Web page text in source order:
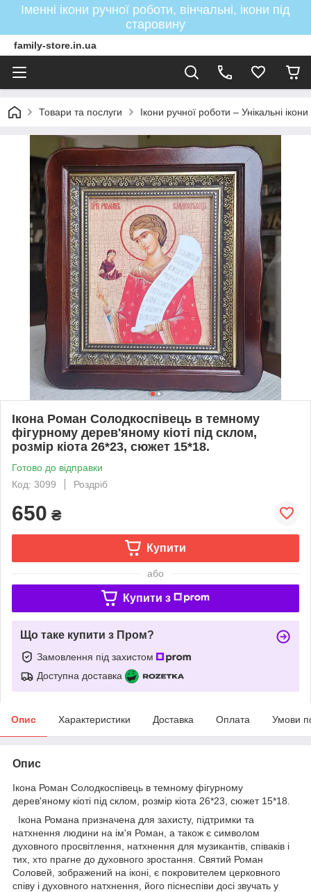
Іменні ікони ручної роботи, вінчальні, ікони під
старовину
family-store.in.ua
Товари та послуги Ікони ручної роботи – Унікальні
Ікона Роман Солодкоспівець в темному
фігурному дерев'яному кіоті під склом,
розмір кіота 26*23, сюжет 15*18.
Готово до відправки
Код: 3099
Роздріб
650 ₴
Купити
або
Купити з
Що таке купити з Пром?
Замовлення під захистом
Доступна доставка
Опис Характеристики Доставка Оплата Умови
Опис
Ікона Роман Солодкоспівець в темному фігурному
дерев'яному кіоті під склом, розмір кіота 26*23, сюжет 15*18.
Ікона Романа призначена для захисту, підтримки та
натхнення людини на ім'я Роман, а також є символом
духовного просвітлення, натхнення для музикантів, співаків і
тих, хто прагне до духовного зростання. Святий Роман
Соловей, зображений на іконі, є покровителем церковного
співу і духовного натхнення, його піснеспіви досі звучать у